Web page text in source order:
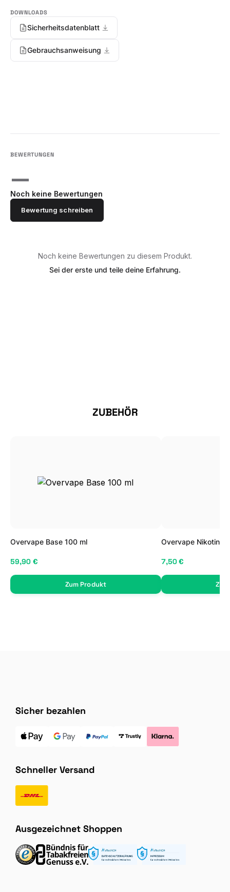
Sicherheitsdatenblatt
Gebrauchsanweisung
—
Noch keine Bewertungen
Bewertung schreiben
Noch keine Bewertungen zu diesem Produkt.
Sei der erste und teile deine Erfahrung.
Produktgalerie überspringen
ZUBEHÖR
Overvape Base 100 ml
59,90 €
Zum Produkt
Overvape Nikotin
7,50 €
Sicher bezahlen
Schneller Versand
Ausgezeichnet Shoppen